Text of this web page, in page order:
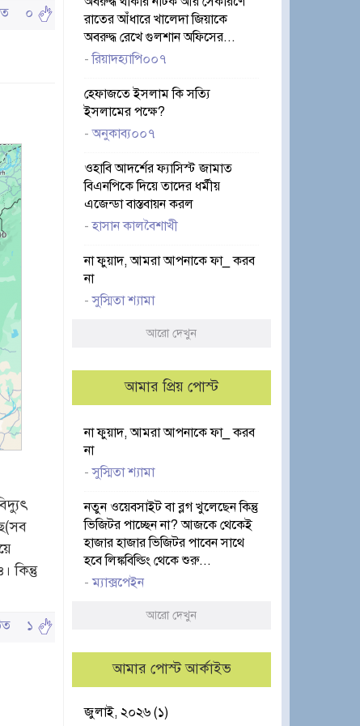
০
কিন্তু
১
রাতের আঁধারে খালেদা জিয়াকে
অবরুদ্ধ রেখে গুলশান অফিসের...
-রিয়াদহ্যাপি০০৭
হেফাজতে ইসলাম কি সত্যি
ইসলামের পক্ষে?
-অনুকাব্য০০৭
ওহাবি আদর্শের ফ্যাসিস্ট জামাত
বিএনপিকে দিয়ে তাদের ধর্মীয়
এজেন্ডা বাস্তবায়ন করল
-হাসান কালবৈশাখী
না ফুয়াদ, আমরা আপনাকে ফা_ করব
না
-সুস্মিতা শ্যামা
আরো দেখুন
আমার প্রিয় পোস্ট
না ফুয়াদ, আমরা আপনাকে ফা_ করব
না
-সুস্মিতা শ্যামা
নতুন ওয়েবসাইট বা ব্লগ খুলেছেন কিন্তু
ভিজিটর পাচ্ছেন না? আজকে থেকেই
হাজার হাজার ভিজিটর পাবেন সাথে
হবে লিঙ্কবিল্ডিং থেকে শুরু...
-ম্যাক্সপেইন
আরো দেখুন
আমার পোস্ট আর্কাইভ
জুলাই, ২০২৬ (১)